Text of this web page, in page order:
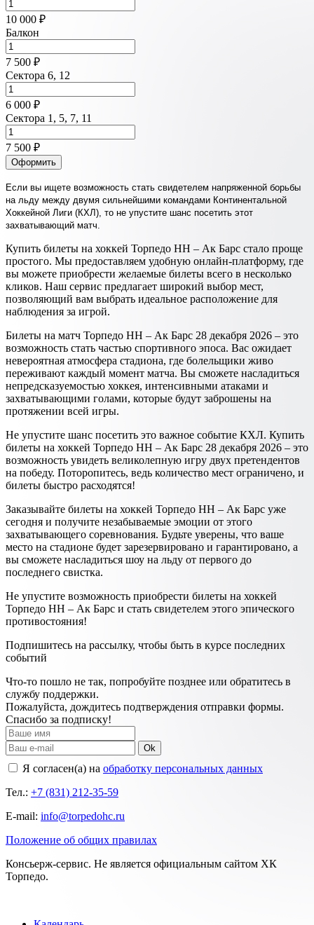
10 000 ₽
Балкон
7 500 ₽
Сектора 6, 12
6 000 ₽
Сектора 1, 5, 7, 11
7 500 ₽
Оформить
Если вы ищете возможность стать свидетелем напряженной борьбы
на льду между двумя сильнейшими командами Континентальной
Хоккейной Лиги (КХЛ), то не упустите шанс посетить этот
захватывающий матч.
Купить билеты на хоккей Торпедо НН – Ак Барс стало проще
простого. Мы предоставляем удобную онлайн-платформу, где
вы можете приобрести желаемые билеты всего в несколько
кликов. Наш сервис предлагает широкий выбор мест,
позволяющий вам выбрать идеальное расположение для
наблюдения за игрой.
Билеты на матч Торпедо НН – Ак Барс 28 декабря 2026 – это
возможность стать частью спортивного эпоса. Вас ожидает
невероятная атмосфера стадиона, где болельщики живо
переживают каждый момент матча. Вы сможете насладиться
непредсказуемостью хоккея, интенсивными атаками и
захватывающими голами, которые будут заброшены на
протяжении всей игры.
Не упустите шанс посетить это важное событие КХЛ. Купить
билеты на хоккей Торпедо НН – Ак Барс 28 декабря 2026 – это
возможность увидеть великолепную игру двух претендентов
на победу. Поторопитесь, ведь количество мест ограничено, и
билеты быстро расходятся!
Заказывайте билеты на хоккей Торпедо НН – Ак Барс уже
сегодня и получите незабываемые эмоции от этого
захватывающего соревнования. Будьте уверены, что ваше
место на стадионе будет зарезервировано и гарантировано, а
вы сможете насладиться шоу на льду от первого до
последнего свистка.
Не упустите возможность приобрести билеты на хоккей
Торпедо НН – Ак Барс и стать свидетелем этого эпического
противостояния!
Подпишитесь на рассылку, чтобы быть в курсе последних
событий
Что-то пошло не так, попробуйте позднее или обратитесь в
службу поддержки.
Пожалуйста, дождитесь подтверждения отправки формы.
Спасибо за подписку!
Ok
Я согласен(а) на обработку персональных данных
Тел.: +7 (831) 212-35-59
E-mail: info@torpedohc.ru
Положение об общих правилах
Консьерж-сервис. Не является официальным сайтом ХК
Торпедо.